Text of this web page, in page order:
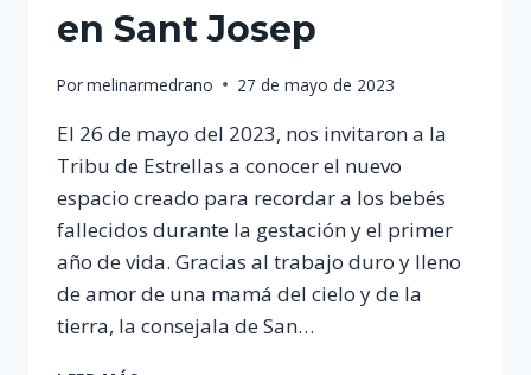
en Sant Josep
Pormelinarmedrano 27 de mayo de 2023
El 26 de mayo del 2023, nos invitaron a la
Tribu de Estrellas a conocer el nuevo
espacio creado para recordar a los bebés
fallecidos durante la gestación y el primer
año de vida. Gracias al trabajo duro y lleno
de amor de una mamá del cielo y de la
tierra, la consejala de San…